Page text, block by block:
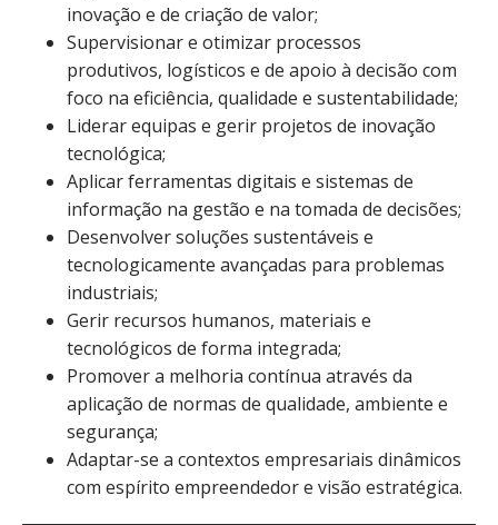
inovação e de criação de valor;
Supervisionar e otimizar processos
produtivos, logísticos e de apoio à decisão com
foco na eficiência, qualidade e sustentabilidade;
Liderar equipas e gerir projetos de inovação
tecnológica;
Aplicar ferramentas digitais e sistemas de
informação na gestão e na tomada de decisões;
Desenvolver soluções sustentáveis e
tecnologicamente avançadas para problemas
industriais;
Gerir recursos humanos, materiais e
tecnológicos de forma integrada;
Promover a melhoria contínua através da
aplicação de normas de qualidade, ambiente e
segurança;
Adaptar-se a contextos empresariais dinâmicos
com espírito empreendedor e visão estratégica.